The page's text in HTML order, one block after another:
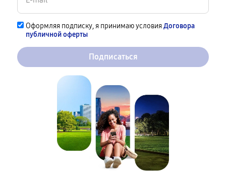
Оформляя подписку, я принимаю условия Договора
публичной оферты
Подписаться